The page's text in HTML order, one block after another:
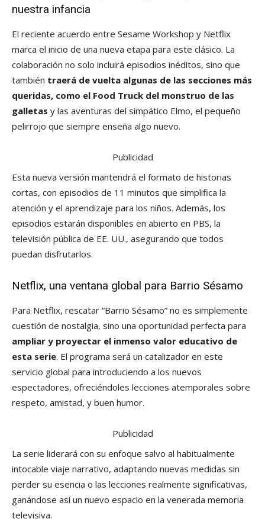
nuestra infancia
El reciente acuerdo entre Sesame Workshop y Netflix
marca el inicio de una nueva etapa para este clásico. La
colaboración no solo incluirá episodios inéditos, sino que
también traerá de vuelta algunas de las secciones más
queridas, como el Food Truck del monstruo de las
galletas y las aventuras del simpático Elmo, el pequeño
pelirrojo que siempre enseña algo nuevo.
Publicidad
Esta nueva versión mantendrá el formato de historias
cortas, con episodios de 11 minutos que simplifica la
atención y el aprendizaje para los niños. Además, los
episodios estarán disponibles en abierto en PBS, la
televisión pública de EE. UU., asegurando que todos
puedan disfrutarlos.
Netflix, una ventana global para Barrio Sésamo
Para Netflix, rescatar “Barrio Sésamo” no es simplemente
cuestión de nostalgia, sino una oportunidad perfecta para
ampliar y proyectar el inmenso valor educativo de
esta serie. El programa será un catalizador en este
servicio global para introduciendo a los nuevos
espectadores, ofreciéndoles lecciones atemporales sobre
respeto, amistad, y buen humor.
Publicidad
La serie liderará con su enfoque salvo al habitualmente
intocable viaje narrativo, adaptando nuevas medidas sin
perder su esencia o las lecciones realmente significativas,
ganándose así un nuevo espacio en la venerada memoria
televisiva.